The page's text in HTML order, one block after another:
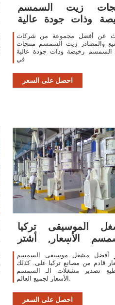
زيت السمسم
وذات جودة عالية
زيت السمسم شركات
عن أفضل مجموعة من شركات
والمصادر زيت السمسم منتجات
السمسم رخيصة وذات جودة عالية
في
احصل على السعر
الموسيقى تركيا
الأسعار, أشترِ
أفضل مشغل
أفضل مشغل موسيقى السمسم
قادم من مصانع تركيا على. كذلك
تصدير مشغلات الـ السمسم
الأسعار لجميع العالم.
احصل على السعر